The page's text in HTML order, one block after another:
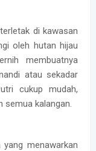
di kawasan
oleh hutan hijau
membuatnya
atau sekadar
cukup mudah,
kalangan.
menawarkan